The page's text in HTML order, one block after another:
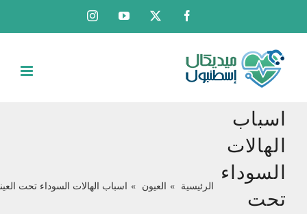
to
content
Facebook
X
YouTube
Instagram
اسباب
الهالات
السوداء
تحت
الرئيسية العيون اسباب الهالات السوداء تحت